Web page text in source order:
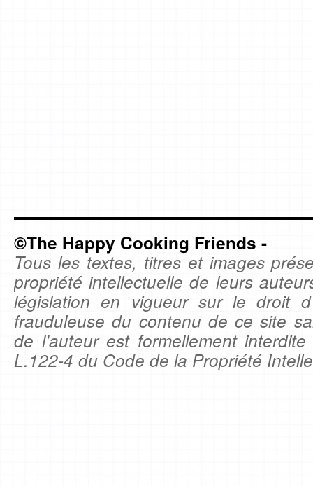
©The Happy Cooking Friends -
Tous les textes, titres et images
propriété intellectuelle de leurs
législation en vigueur sur le droit
frauduleuse du contenu de ce site
de l'auteur est formellement
L.122-4 du Code de la Propriété